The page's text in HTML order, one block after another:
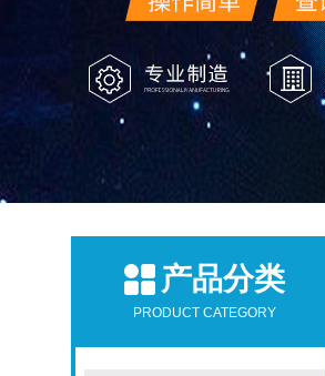
产品分类
PRODUCT CATEGORY